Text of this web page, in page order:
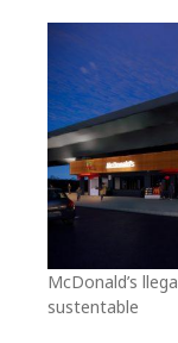
McDonald’s
sustentable